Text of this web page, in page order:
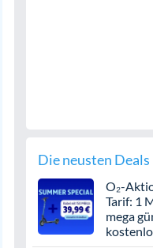
Die neusten Deals
O₂-
Tarif: 1
mega